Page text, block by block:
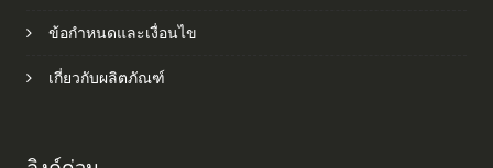
ข้อกำหนดและเงื่อนไข
เกี่ยวกับผลิตภัณฑ์